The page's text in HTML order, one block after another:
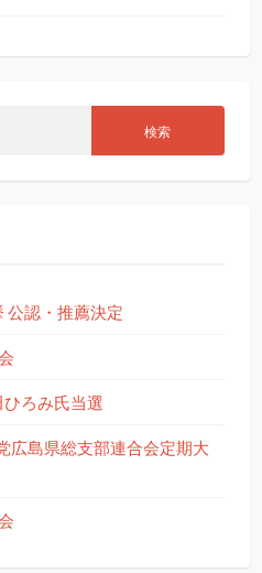
公認・推薦決定
ろみ氏当選
広島県総支部連合会定期大